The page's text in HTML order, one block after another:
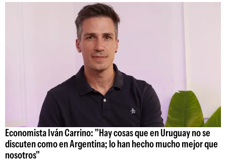
Economista Iván Carrino: "Hay cosas que en Uruguay no se
discuten como en Argentina; lo han hecho mucho mejor que
nosotros"